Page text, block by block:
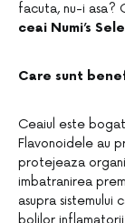
facuta, nu-i asa?
ceai Numi’s
Care sunt
Ceaiul este
Flavonoidele au
protejeaza
imbatranirea
asupra sistemului